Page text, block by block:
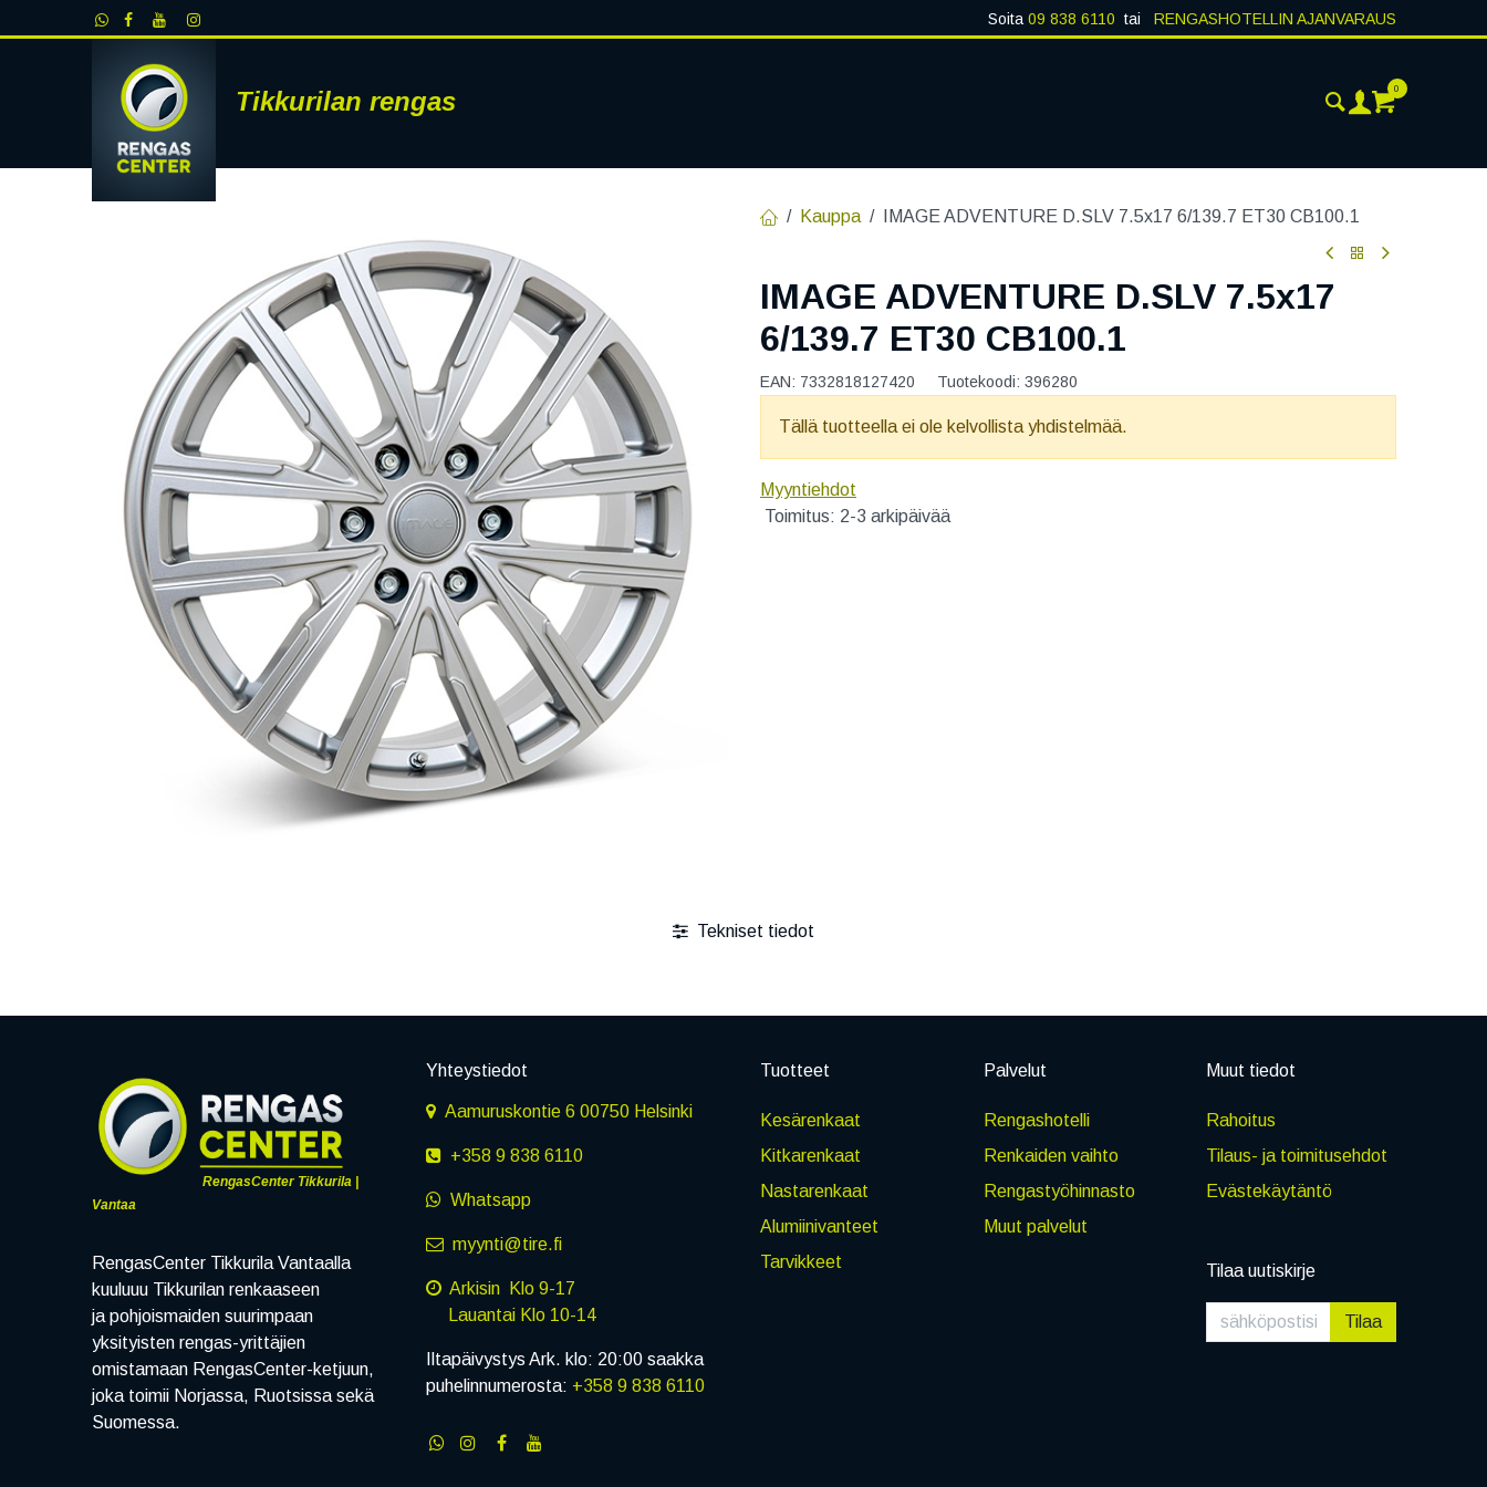
Siirry sisältöön Soita 09 838 6110 tai RENGASHOTELLIN AJANVARAUS
Tikkurilan rengas
RENKAAT
0
Kauppa IMAGE ADVENTURE D.SLV 7.5x17 6/139.7 ET30 CB100.1
IMAGE ADVENTURE D.SLV 7.5x17
6/139.7 ET30 CB100.1
EAN: 7332818127420 Tuotekoodi: 396280
Tällä tuotteella ei ole kelvollista yhdistelmää.
Myyntiehdot
Toimitus: 2-3 arkipäivää
Tekniset tiedot
RengasCenter Tikkurila |
Vantaa
RengasCenter Tikkurila Vantaalla
kuuluuu Tikkurilan renkaaseen
ja pohjoismaiden suurimpaan
yksityisten rengas-yrittäjien
omistamaan RengasCenter-ketjuun,
joka toimii Norjassa, Ruotsissa sekä
Suomessa.
Yhteystiedot
Aamuruskontie 6 00750 Helsinki
+358 9 838 6110
Whatsapp
myynti@tire.fi
Arkisin Klo 9-17
Lauantai Klo 10-14
Iltapäivystys Ark. klo: 20:00 saakka
puhelinnumerosta: +358 9 838 6110
Tuotteet
Kesärenkaat
Kitkarenkaat
Nastarenkaat
Alumiinivanteet
Tarvikkeet
Palvelut
Rengashotelli
Renkaiden vaihto
Rengastyöhinnasto
Muut palvelut
Muut tiedot
Rahoitus
Tilaus- ja toimitusehdot
Evästekäytäntö
Tilaa uutiskirje
Tilaa